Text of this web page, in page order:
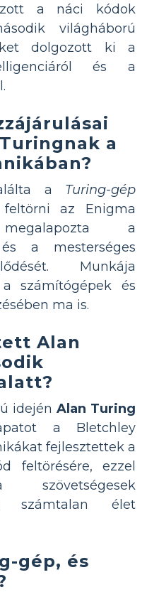
a náci kódok
világháború
dolgozott ki a
és a
a
a Turing-gép
az Enigma
a
a mesterséges
Munkája
számítógépek és
ma is.
Alan
idején Alan Turing
a Bletchley
fejlesztettek a
feltörésére, ezzel
szövetségesek
számtalan élet
gép, és